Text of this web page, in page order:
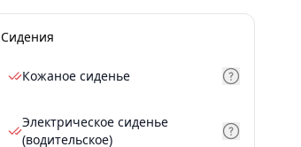
Сидения
Кожаное сиденье
Электрическое сиденье
(водительское)